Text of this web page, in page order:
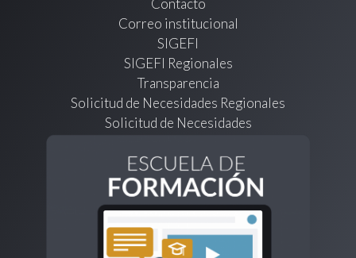
Correo institucional
SIGEFI
SIGEFI Regionales
Transparencia
Solicitud de Necesidades Regionales
Solicitud de Necesidades